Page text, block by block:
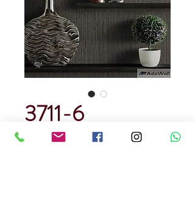
3711-6
USD 129.00 Precio